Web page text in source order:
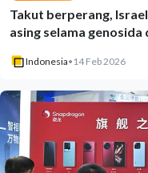
Takut berperang,
asing selama genosida
Indonesia• 14 Feb 2026